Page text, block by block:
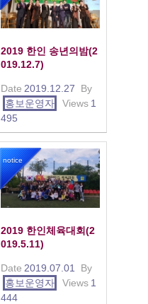
2019 한인 송년의밤(2
019.12.7)
Date 2019.12.27
By
홍보운영자
Views 1
495
notice
2019 한인체육대회(2
019.5.11)
Date 2019.07.01
By
홍보운영자
Views 1
444